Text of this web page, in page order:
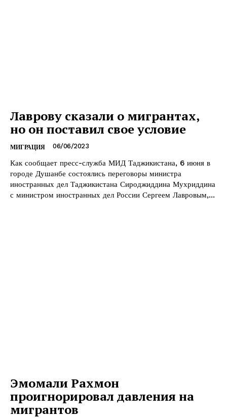
Лаврову сказали о мигрантах,
но он поставил свое условие
МИГРАЦИЯ 06/06/2023
Как сообщает пресс-служба МИД Таджикистана, 6 июня в
городе Душанбе состоялись переговоры министра
иностранных дел Таджикистана Сироджиддина Мухриддина
с министром иностранных дел России Сергеем Лавровым,...
Эмомали Рахмон
проигнорировал давления на
мигрантов